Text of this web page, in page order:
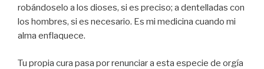
robándoselo a los dioses, si es preciso; a dentelladas con
los hombres, si es necesario. Es mi medicina cuando mi
alma enflaquece.
Tu propia cura pasa por renunciar a esta especie de orgía